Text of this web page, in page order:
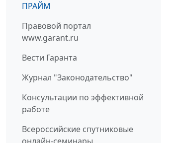
ПРАЙМ
Правовой портал
www.garant.ru
Вести Гаранта
Журнал "Законодательство"
Консультации по эффективной
работе
Всероссийские спутниковые